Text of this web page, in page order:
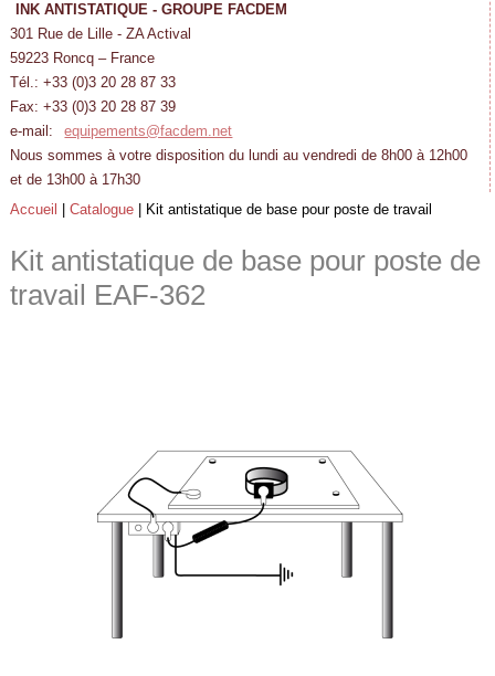
INK ANTISTATIQUE - GROUPE FACDEM
301 Rue de Lille - ZA Actival
59223 Roncq – France
Tél.: +33 (0)3 20 28 87 33
Fax: +33 (0)3 20 28 87 39
e-mail:
equipements@facdem.net
Nous sommes à votre disposition du lundi au vendredi de 8h00 à 12h00
et de 13h00 à 17h30
Accueil
|Catalogue Kit antistatique de base pour poste de travail
Kit antistatique de base pour poste de
travail EAF-362